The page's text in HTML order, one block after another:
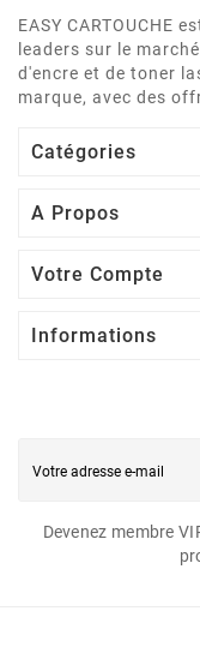
EASY CARTOUCHE
leaders sur le
d'encre et de toner
marque, avec des
Catégories
A Propos
Votre Compte
Informations
Devenez membre